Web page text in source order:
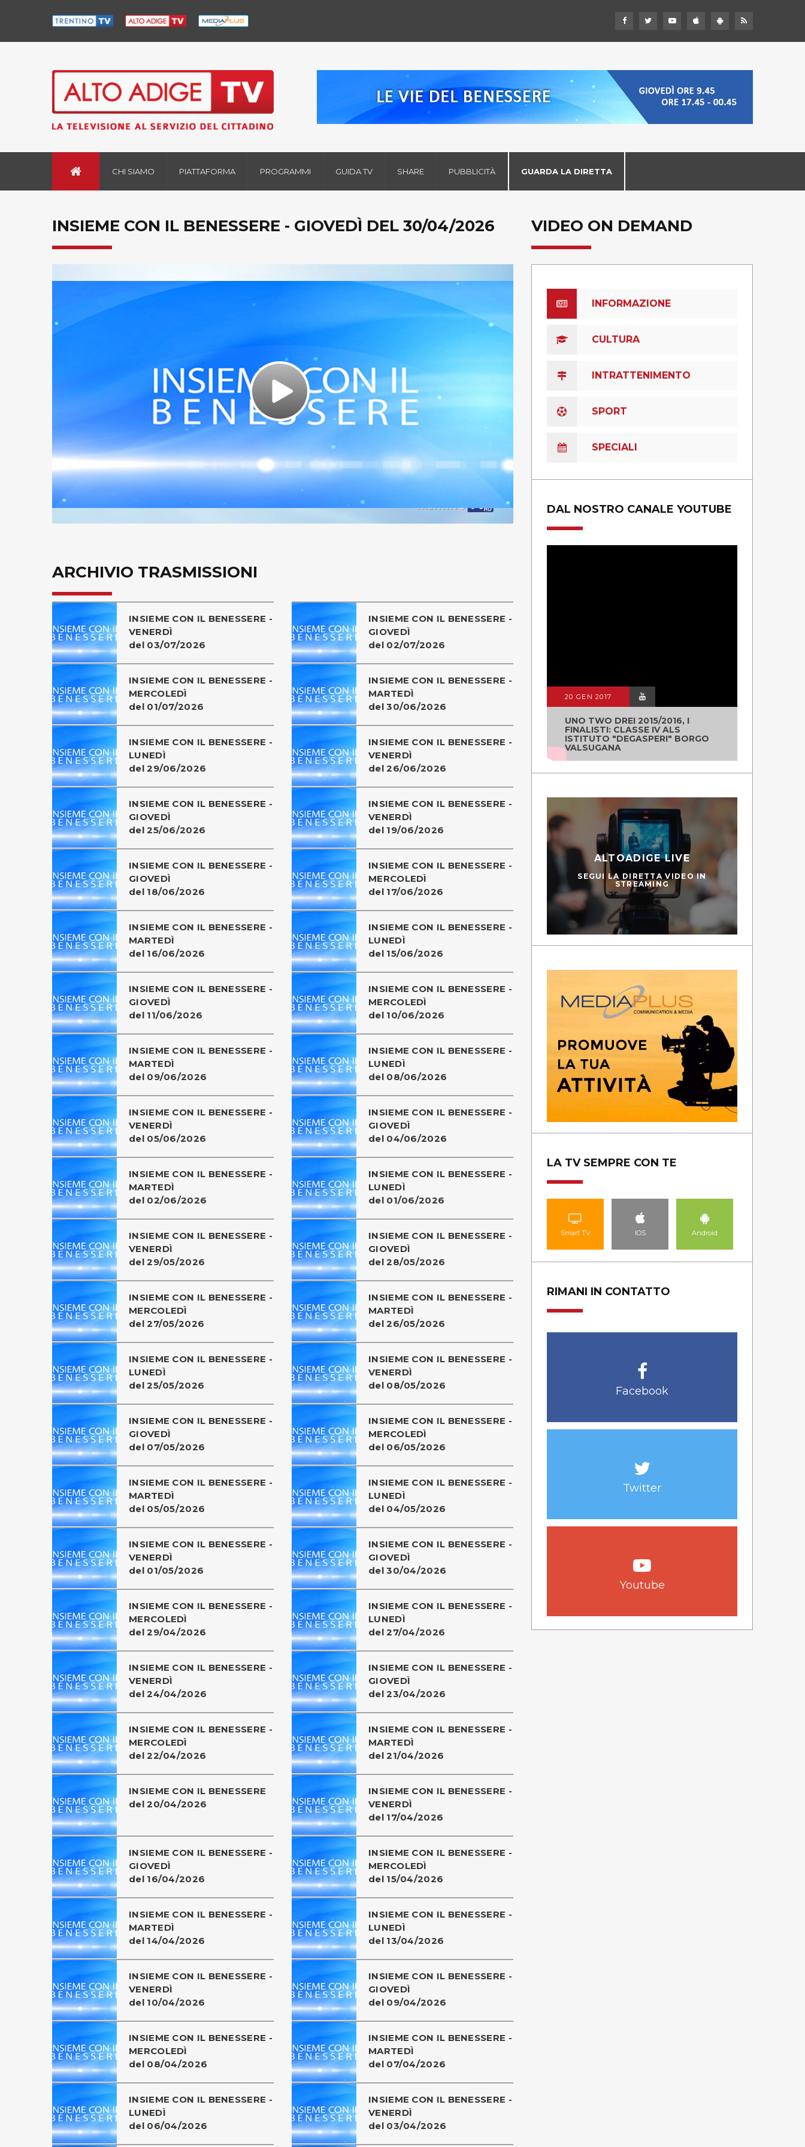
CHI SIAMO PIATTAFORMA PROGRAMMI GUIDA TV SHARE PUBBLICITÀ GUARDA LA DIRETTA
INSIEME CON IL BENESSERE - GIOVEDÌ DEL 30/04/2026
Play
ARCHIVIO TRASMISSIONI
INSIEME CON IL BENESSERE -
VENERDÌ
del 03/07/2026
INSIEME CON IL BENESSERE -
GIOVEDÌ
del 02/07/2026
INSIEME CON IL BENESSERE -
MERCOLEDÌ
del 01/07/2026
INSIEME CON IL BENESSERE -
MARTEDÌ
del 30/06/2026
INSIEME CON IL BENESSERE -
LUNEDÌ
del 29/06/2026
INSIEME CON IL BENESSERE -
VENERDÌ
del 26/06/2026
INSIEME CON IL BENESSERE -
GIOVEDÌ
del 25/06/2026
INSIEME CON IL BENESSERE -
VENERDÌ
del 19/06/2026
INSIEME CON IL BENESSERE -
GIOVEDÌ
del 18/06/2026
INSIEME CON IL BENESSERE -
MERCOLEDÌ
del 17/06/2026
INSIEME CON IL BENESSERE -
MARTEDÌ
del 16/06/2026
INSIEME CON IL BENESSERE -
LUNEDÌ
del 15/06/2026
INSIEME CON IL BENESSERE -
GIOVEDÌ
del 11/06/2026
INSIEME CON IL BENESSERE -
MERCOLEDÌ
del 10/06/2026
INSIEME CON IL BENESSERE -
MARTEDÌ
del 09/06/2026
INSIEME CON IL BENESSERE -
LUNEDÌ
del 08/06/2026
INSIEME CON IL BENESSERE -
VENERDÌ
del 05/06/2026
INSIEME CON IL BENESSERE -
GIOVEDÌ
del 04/06/2026
INSIEME CON IL BENESSERE -
MARTEDÌ
del 02/06/2026
INSIEME CON IL BENESSERE -
LUNEDÌ
del 01/06/2026
INSIEME CON IL BENESSERE -
VENERDÌ
del 29/05/2026
INSIEME CON IL BENESSERE -
GIOVEDÌ
del 28/05/2026
INSIEME CON IL BENESSERE -
MERCOLEDÌ
del 27/05/2026
INSIEME CON IL BENESSERE -
MARTEDÌ
del 26/05/2026
INSIEME CON IL BENESSERE -
LUNEDÌ
del 25/05/2026
INSIEME CON IL BENESSERE -
VENERDÌ
del 08/05/2026
INSIEME CON IL BENESSERE -
GIOVEDÌ
del 07/05/2026
INSIEME CON IL BENESSERE -
MERCOLEDÌ
del 06/05/2026
INSIEME CON IL BENESSERE -
MARTEDÌ
del 05/05/2026
INSIEME CON IL BENESSERE -
LUNEDÌ
del 04/05/2026
INSIEME CON IL BENESSERE -
VENERDÌ
del 01/05/2026
INSIEME CON IL BENESSERE -
GIOVEDÌ
del 30/04/2026
INSIEME CON IL BENESSERE -
MERCOLEDÌ
del 29/04/2026
INSIEME CON IL BENESSERE -
LUNEDÌ
del 27/04/2026
INSIEME CON IL BENESSERE -
VENERDÌ
del 24/04/2026
INSIEME CON IL BENESSERE -
GIOVEDÌ
del 23/04/2026
INSIEME CON IL BENESSERE -
MERCOLEDÌ
del 22/04/2026
INSIEME CON IL BENESSERE -
MARTEDÌ
del 21/04/2026
INSIEME CON IL BENESSERE
del 20/04/2026
INSIEME CON IL BENESSERE -
VENERDÌ
del 17/04/2026
INSIEME CON IL BENESSERE -
GIOVEDÌ
del 16/04/2026
INSIEME CON IL BENESSERE -
MERCOLEDÌ
del 15/04/2026
INSIEME CON IL BENESSERE -
MARTEDÌ
del 14/04/2026
INSIEME CON IL BENESSERE -
LUNEDÌ
del 13/04/2026
INSIEME CON IL BENESSERE -
VENERDÌ
del 10/04/2026
INSIEME CON IL BENESSERE -
GIOVEDÌ
del 09/04/2026
INSIEME CON IL BENESSERE -
MERCOLEDÌ
del 08/04/2026
INSIEME CON IL BENESSERE -
MARTEDÌ
del 07/04/2026
INSIEME CON IL BENESSERE -
LUNEDÌ
del 06/04/2026
INSIEME CON IL BENESSERE -
VENERDÌ
del 03/04/2026
VIDEO ON DEMAND
INFORMAZIONE
CULTURA
INTRATTENIMENTO
SPORT
SPECIALI
DAL NOSTRO CANALE YOUTUBE
20 GEN 2017
UNO TWO DREI 2015/2016, I
FINALISTI: CLASSE IV ALS
ISTITUTO "DEGASPERI" BORGO
VALSUGANA
ALTOADIGE LIVE
SEGUI LA DIRETTA VIDEO IN
STREAMING
LA TV SEMPRE CON TE
Smart TV IOS Android
RIMANI IN CONTATTO
Facebook
Twitter
Youtube